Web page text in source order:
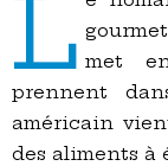
L met
prennent
américain
des aliments à